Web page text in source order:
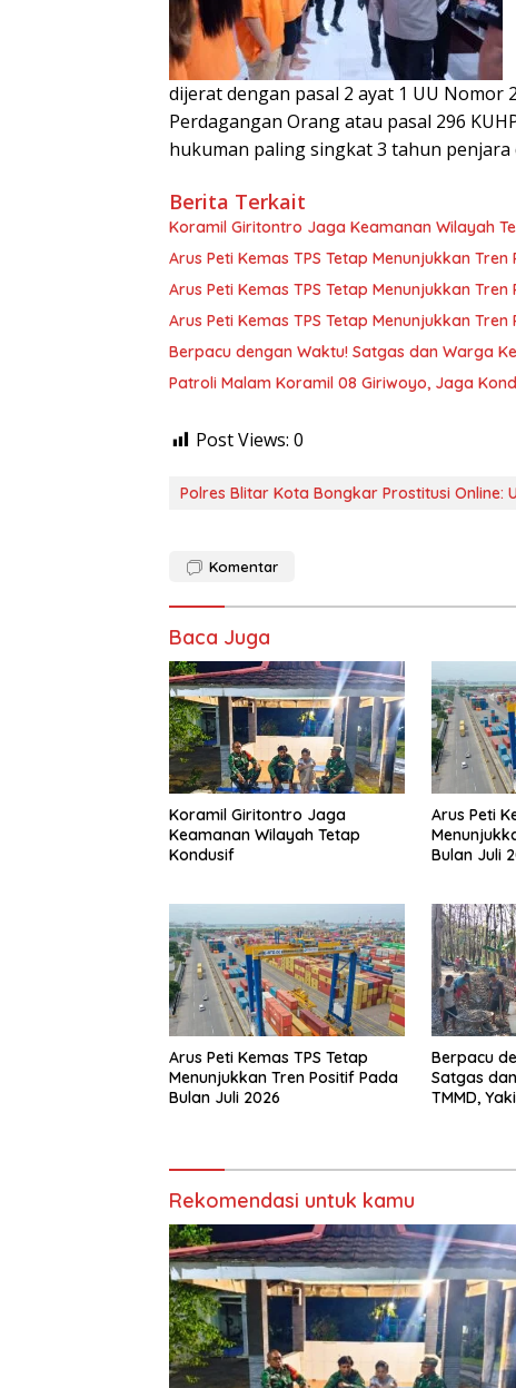
dijerat dengan pasal 2 ayat 1 UU Nomor
Perdagangan Orang atau pasal 296
hukuman paling singkat 3 tahun penjara
Berita Terkait
Koramil Giritontro Jaga Keamanan Wilayah
Arus Peti Kemas TPS Tetap Menunjukkan
Arus Peti Kemas TPS Tetap Menunjukkan
Arus Peti Kemas TPS Tetap Menunjukkan
Berpacu dengan Waktu! Satgas dan Warga
Patroli Malam Koramil 08 Giriwoyo, Jaga
Post Views: 0
Polres Blitar Kota Bongkar Prostitusi Online:
Komentar
Baca Juga
Koramil Giritontro Jaga
Keamanan Wilayah Tetap
Kondusif
Arus Peti
Bulan Juli
Arus Peti Kemas TPS Tetap
Menunjukkan Tren Positif Pada
Bulan Juli 2026
Berpacu
Satgas
TMMD,
Rekomendasi untuk kamu